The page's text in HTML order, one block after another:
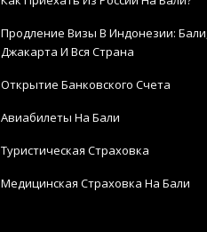
Продление Визы В Индонезии: Бали,
Джакарта И Вся Страна
Открытие Банковского Счета
Авиабилеты На Бали
Туристическая Страховка
Медицинская Страховка На Бали